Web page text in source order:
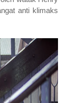
anti klimaks